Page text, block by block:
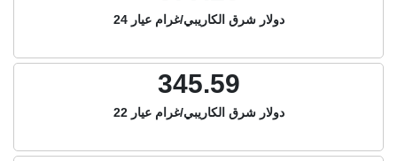
دولار شرق الكاريبي/غرام عيار 24
345.59
دولار شرق الكاريبي/غرام عيار 22